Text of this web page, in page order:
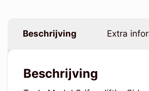
Beschrijving Extra
Beschrijving